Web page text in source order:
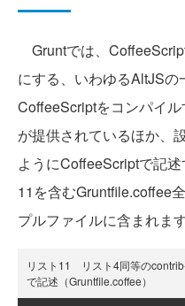
Gruntでは、
にする、いわゆるAltJSの
CoffeeScriptをコンパイ
が提供されているほか、
ようにCoffeeScriptで記
11を含むGruntfile.coffee
プルファイルに含まれます
リスト11 リスト4同等の
で記述（Gruntfile.coffee）